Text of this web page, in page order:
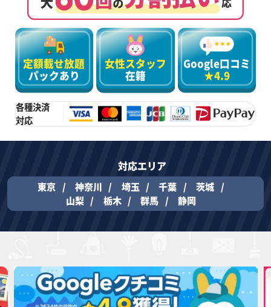
定額載せ放題
パックあり
女性スタッフ
在籍
Google口コミ
★4.9
各種決済
対応
対応エリア
東京 神奈川 埼玉 千葉
茨城
山梨
栃木 群馬 静岡